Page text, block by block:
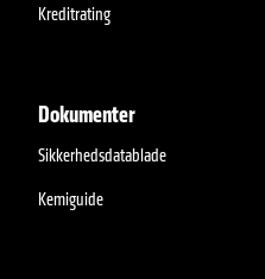
Kreditrating
Dokumenter
Sikkerhedsdatablade
Kemiguide